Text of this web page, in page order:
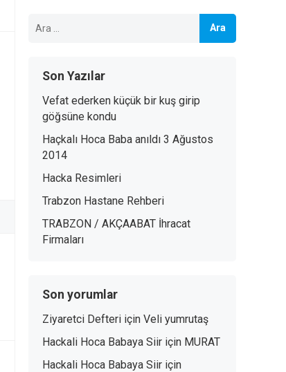
Son Yazılar
Vefat ederken küçük bir kuş girip
göğsüne kondu
Haçkalı Hoca Baba anıldı 3 Ağustos
2014
Hacka Resimleri
Trabzon Hastane Rehberi
TRABZON / AKÇAABAT İhracat
Firmaları
Son yorumlar
Ziyaretci Defteri için Veli yumrutaş
Hackali Hoca Babaya Siir için MURAT
Hackali Hoca Babaya Siir için